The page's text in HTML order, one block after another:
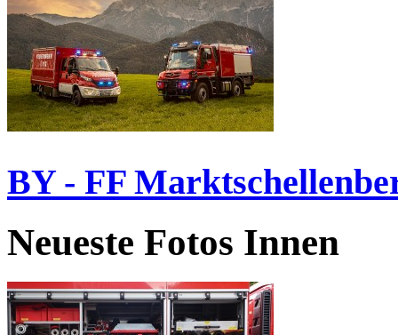
BY - FF
Neueste Fotos Innen